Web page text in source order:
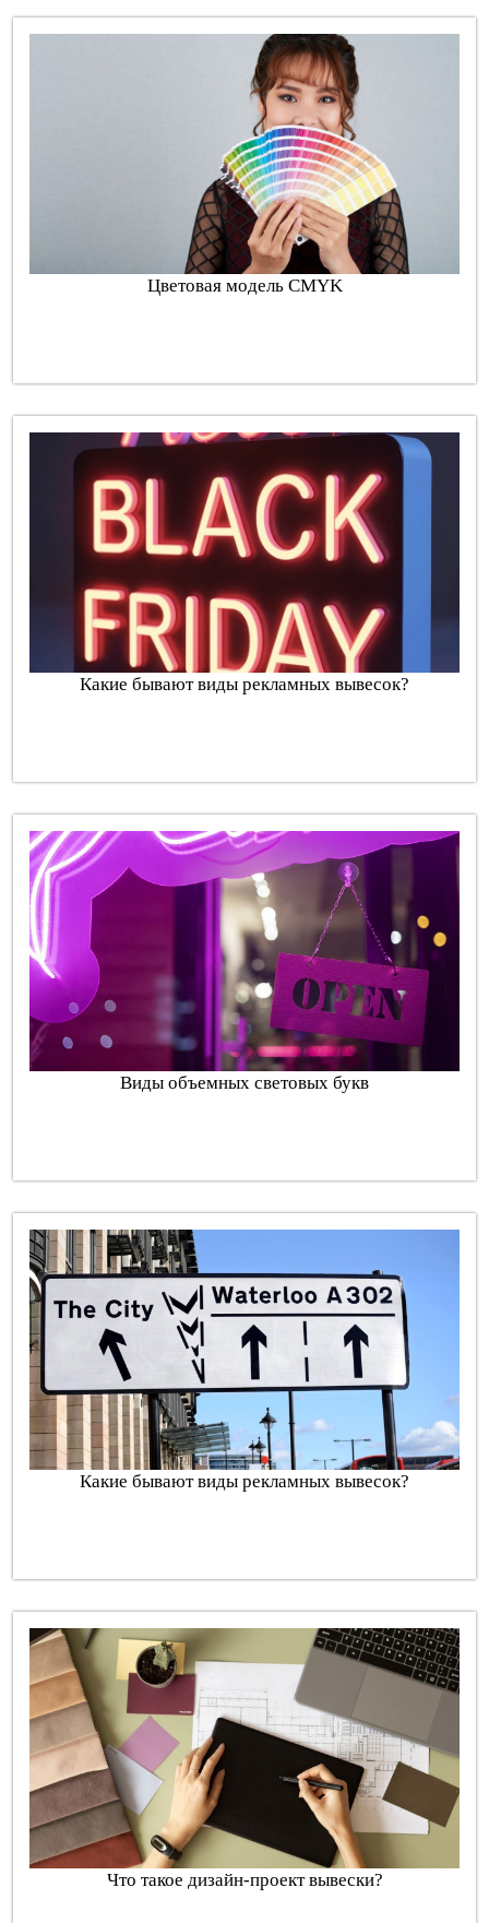
Цветовая модель CMYK
Какие бывают виды рекламных вывесок?
Виды объемных световых букв
Какие бывают виды рекламных вывесок?
Что такое дизайн-проект вывески?